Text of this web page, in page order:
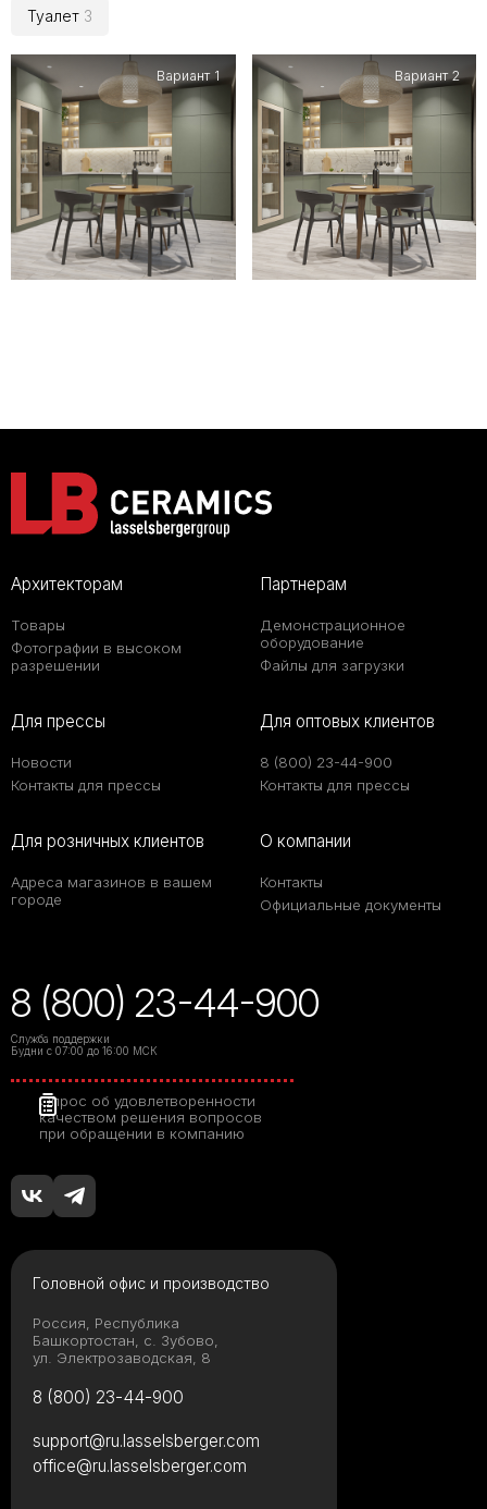
Туалет 3
Вариант 1 Вариант 2
Архитекторам
Товары
Фотографии в высоком
разрешении
Партнерам
Демонстрационное
оборудование
Файлы для загрузки
Для прессы
Новости
Контакты для прессы
Для оптовых клиентов
8 (800) 23-44-900
Контакты для прессы
Для розничных клиентов
Адреса магазинов в вашем
городе
О компании
Контакты
Официальные документы
8 (800) 23-44-900
Служба поддержки
Будни с 07:00 до 16:00 МСК
Опрос об удовлетворенности
качеством решения вопросов
при обращении в компанию
Головной офис и производство
Россия, Республика
Башкортостан, с. Зубово,
ул. Электрозаводская, 8
8 (800) 23-44-900
support@ru.lasselsberger.com
office@ru.lasselsberger.com